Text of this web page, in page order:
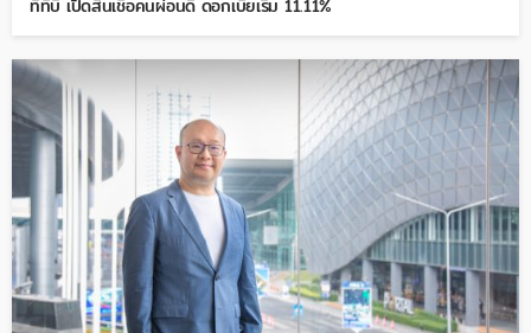
ทีทีบี เปิดสินเชื่อคนผ่อนดี ดอกเบี้ยเริ่ม 11.11%